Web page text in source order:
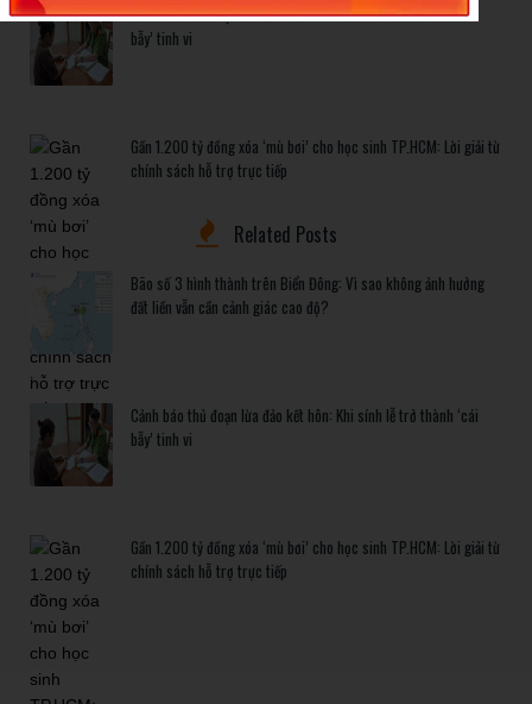
Cảnh báo thủ đoạn lừa đảo kết hôn: Khi sính lễ trở thành ‘cái
bẫy’ tinh vi
Gần 1.200 tỷ đồng xóa ‘mù bơi’ cho học sinh TP.HCM: Lời giải từ
chính sách hỗ trợ trực tiếp
Related Posts
Bão số 3 hình thành trên Biển Đông: Vì sao không ảnh hưởng
đất liền vẫn cần cảnh giác cao độ?
Cảnh báo thủ đoạn lừa đảo kết hôn: Khi sính lễ trở thành ‘cái
bẫy’ tinh vi
Gần 1.200 tỷ đồng xóa ‘mù bơi’ cho học sinh TP.HCM: Lời giải từ
chính sách hỗ trợ trực tiếp